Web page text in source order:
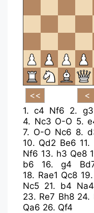
1.c4 Nf6 2. g3
4. Nc3 O-O 5.
7. O-O Nc6 8.
10. Qd2 Be6 11.
Nf6 13. h3 Qe8
b6
16.g4
18. Rae1 Qc8 19.
Nc5 21. b4 Na4
23. Re7 Bh8 24.
Qa6 26. Qf4